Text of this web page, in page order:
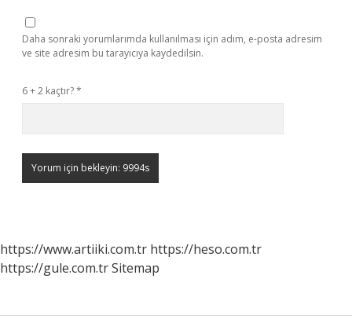
Daha sonraki yorumlarımda kullanılması için adım, e-posta adresim
ve site adresim bu tarayıcıya kaydedilsin.
6 + 2 kaçtır?*
https://www.artiiki.com.tr https://heso.com.tr
https://gule.com.trSitemap